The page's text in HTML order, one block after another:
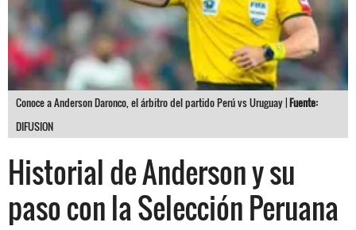
Conoce a Anderson Daronco, el árbitro del partido Perú vs Uruguay |Fuente:
DIFUSION
Historial de Anderson y su
paso con la Selección Peruana